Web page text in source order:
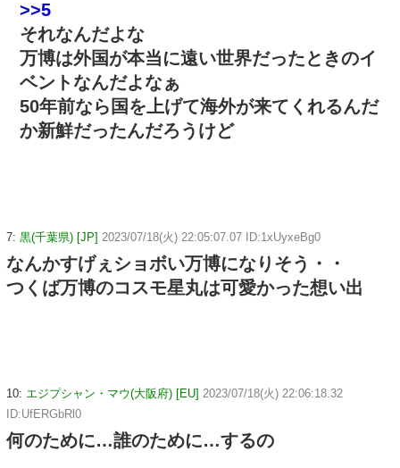
>>5
それなんだよな
万博は外国が本当に遠い世界だったときのイ
ベントなんだよなぁ
50年前なら国を上げて海外が来てくれるんだ
か新鮮だったんだろうけど
7: 黒(千葉県) [JP] 2023/07/18(火) 22:05:07.07 ID:1xUyxeBg0
なんかすげぇショボい万博になりそう・・
つくば万博のコスモ星丸は可愛かった想い出
10: エジプシャン・マウ(大阪府) [EU] 2023/07/18(火) 22:06:18.32
ID:UfERGbRl0
何のために…誰のために…するの